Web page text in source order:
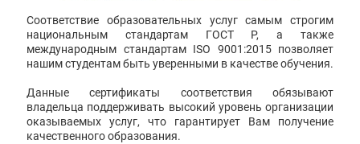
Соответствие образовательных услуг самым строгим
национальным стандартам ГОСТ Р, а также
международным стандартам ISO 9001:2015 позволяет
нашим студентам быть уверенными в качестве обучения.
Данные сертификаты соответствия обязывают
владельца поддерживать высокий уровень организации
оказываемых услуг, что гарантирует Вам получение
качественного образования.